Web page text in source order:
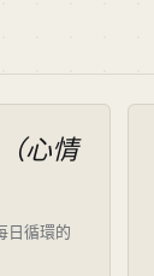
心情
日循環的